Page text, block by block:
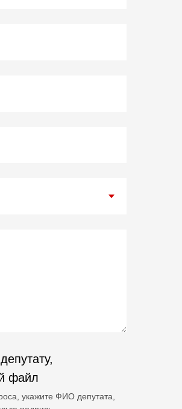
файл
укажите ФИО депутата,